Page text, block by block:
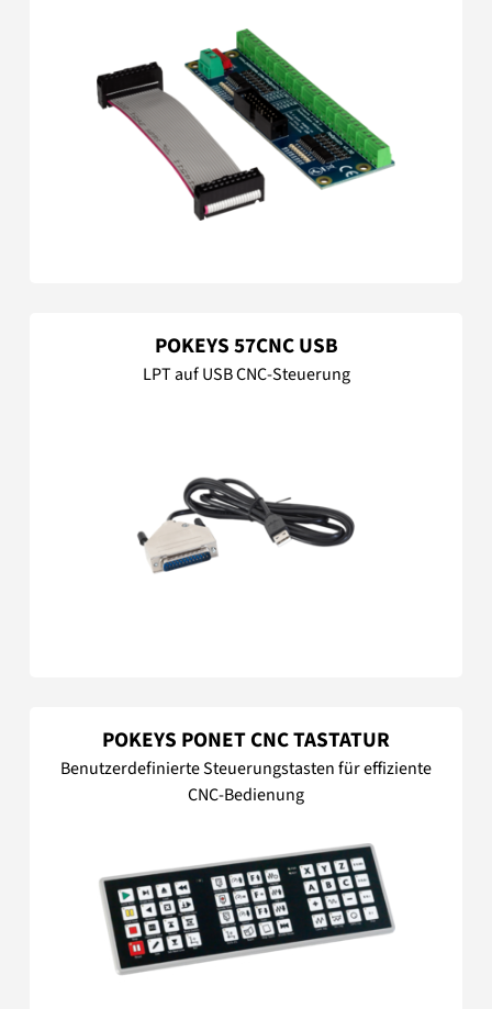
POKEYS 57CNC USB
LPT auf USB CNC-Steuerung
POKEYS PONET CNC TASTATUR
Benutzerdefinierte Steuerungstasten für effiziente
CNC-Bedienung